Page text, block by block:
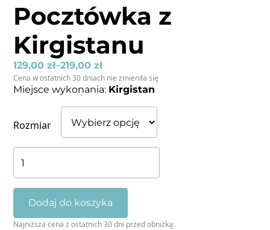
Pocztówka z
Kirgistanu
129,00zł–219,00zł
Cena w ostatnich 30 dniach nie zmieniła się
Miejsce wykonania: Kirgistan
Rozmiar
Pocztówka
z
Kirgistanu
Dodaj do koszyka
Najniższa cena z ostatnich 30 dni przed obniżką: